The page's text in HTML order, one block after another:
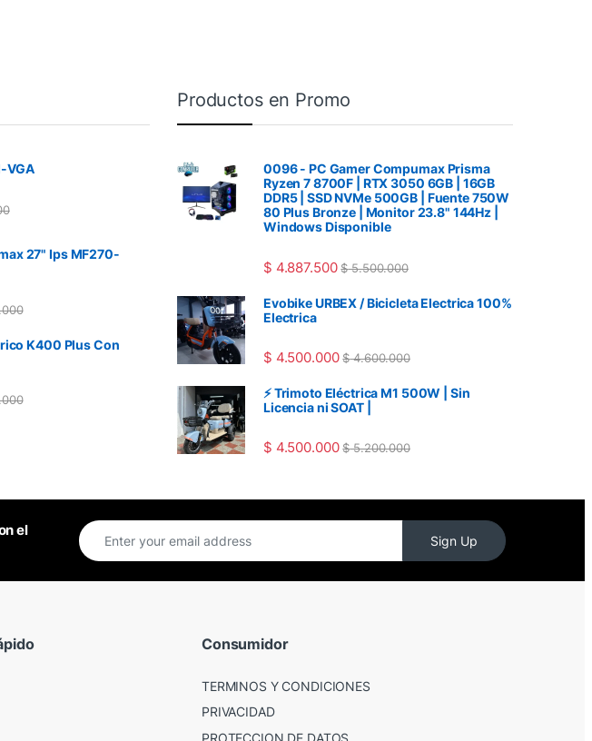
VGA
27" Ips MF270-
K400 Plus Con
Productos en Promo
0096 - PC Gamer Compumax Prisma
Ryzen 7 8700F | RTX 3050 6GB | 16GB
DDR5 | SSD NVMe 500GB | Fuente 750W
80 Plus Bronze | Monitor 23.8" 144Hz |
Windows Disponible
$ 4.887.500 $5.500.000
Evobike URBEX / Bicicleta Electrica 100%
Electrica
$ 4.500.000 $4.600.000
⚡ Trimoto Eléctrica M1 500W | Sin
Licencia ni SOAT |
$ 4.500.000 $5.200.000
el
Sign Up
Consumidor
TERMINOS Y CONDICIONES
PRIVACIDAD
PROTECCION DE DATOS